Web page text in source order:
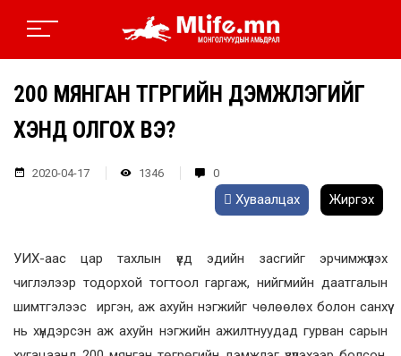
200 МЯНГАН ТӨГРӨГИЙН ДЭМЖЛЭГИЙГ
ХЭНД ОЛГОХ ВЭ?
2020-04-17 1346 0
Хуваалцах Жиргэх
УИХ-аас цар тахлын үед эдийн засгийг эрчимжүүлэх
чиглэлээр тодорхой тогтоол гаргаж, нийгмийн даатгалын
шимтгэлээс иргэн, аж ахуйн нэгжийг чөлөөлөх болон санхүү
нь хүндэрсэн аж ахуйн нэгжийн ажилтнуудад гурван сарын